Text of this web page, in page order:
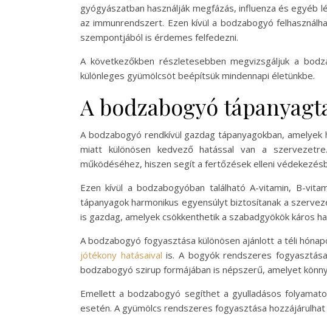
gyógyászatban használják megfázás, influenza és
az immunrendszert. Ezen kívül a bodzabogyó
szempontjából is érdemes felfedezni.
A következőkben részletesebben megvizsgáljuk a
különleges gyümölcsöt beépítsük mindennapi életünkbe.
A bodzabogyó
A bodzabogyó rendkívül gazdag tápanyagokban,
miatt különösen kedvező hatással van a
működéséhez, hiszen segít a fertőzések elleni
Ezen kívül a bodzabogyóban található A-vitamin, B-
tápanyagok harmonikus egyensúlyt biztosítanak a
is gazdag, amelyek csökkenthetik a szabadgyökök káros
A bodzabogyó fogyasztása különösen ajánlott a téli
jótékony hatásaival is. A bogyók rendszeres
bodzabogyó szirup formájában is népszerű, amelyet
Emellett a bodzabogyó segíthet a gyulladásos
esetén. A gyümölcs rendszeres fogyasztása